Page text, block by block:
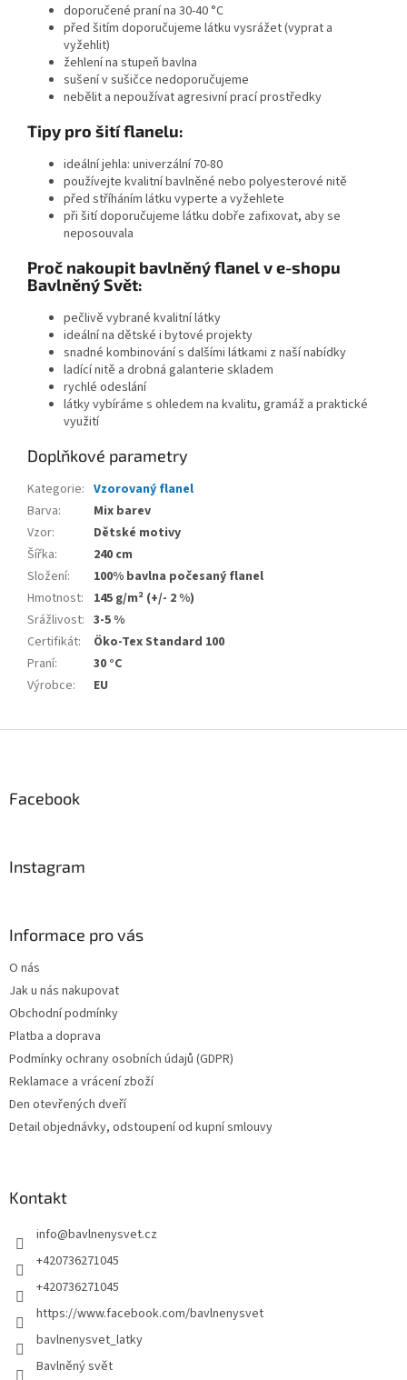
doporučené praní na 30-40 °C
před šitím doporučujeme látku vysrážet (vyprat a
vyžehlit)
žehlení na stupeň bavlna
sušení v sušičce nedoporučujeme
nebělit a nepoužívat agresivní prací prostředky
Tipy pro šití flanelu:
ideální jehla: univerzální 70-80
používejte kvalitní bavlněné nebo polyesterové nitě
před stříháním látku vyperte a vyžehlete
při šití doporučujeme látku dobře zafixovat, aby se
neposouvala
Proč nakoupit bavlněný flanel v e-shopu
Bavlněný Svět:
pečlivě vybrané kvalitní látky
ideální na dětské i bytové projekty
snadné kombinování s dalšími látkami z naší nabídky
ladící nitě a drobná galanterie skladem
rychlé odeslání
látky vybíráme s ohledem na kvalitu, gramáž a praktické
využití
Doplňkové parametry
Kategorie: Vzorovaný flanel
Barva:
Mix barev
Vzor:
Dětské motivy
Šířka:
240 cm
Složení:
100% bavlna počesaný flanel
Hmotnost:
145 g/m² (+/- 2 %)
Srážlivost: 3-5 %
Certifikát:
Öko-Tex Standard 100
Praní:
30 °C
Výrobce: EU
Facebook
Instagram
Informace pro vás
O nás
Jak u nás nakupovat
Obchodní podmínky
Platba a doprava
Podmínky ochrany osobních údajů (GDPR)
Reklamace a vrácení zboží
Den otevřených dveří
Detail objednávky, odstoupení od kupní smlouvy
Kontakt
info@bavlnenysvet.cz
+420736271045
+420736271045
https://www.facebook.com/bavlnenysvet
bavlnenysvet_latky
Bavlněný svět